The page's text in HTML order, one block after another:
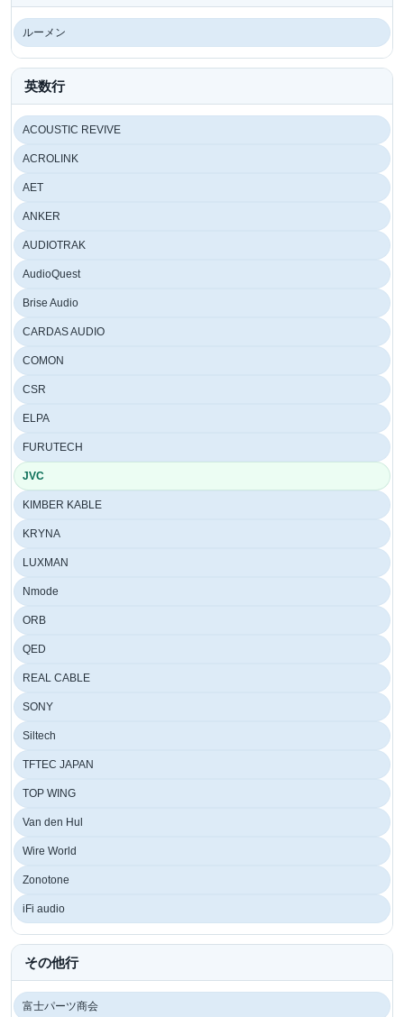
ルーメン
英数行
ACOUSTIC REVIVE
ACROLINK
AET
ANKER
AUDIOTRAK
AudioQuest
Brise Audio
CARDAS AUDIO
COMON
CSR
ELPA
FURUTECH
JVC
KIMBER KABLE
KRYNA
LUXMAN
Nmode
ORB
QED
REAL CABLE
SONY
Siltech
TFTEC JAPAN
TOP WING
Van den Hul
Wire World
Zonotone
iFi audio
その他行
富士パーツ商会